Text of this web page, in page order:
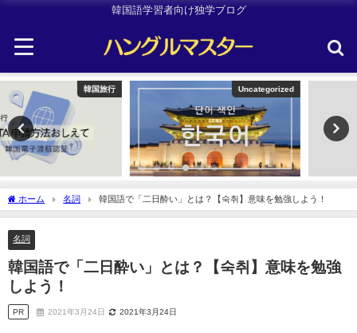
韓国語学習者向け独学ブログ
Uncategorized
ホーム 名詞 韓国語で「二日酔い」とは？【숙취】意味を勉強しよう！
名詞
韓国語で「二日酔い」とは？【숙취】意味を勉強
しよう！
PR 2021年3月24日 2021年3月24日